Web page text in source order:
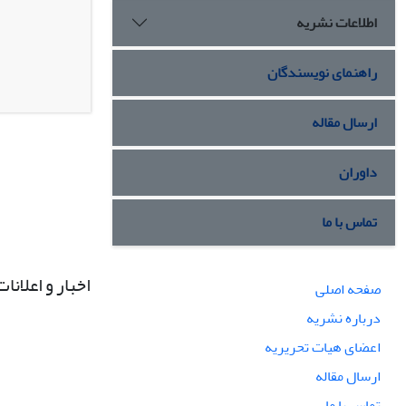
اطلاعات نشریه
راهنمای نویسندگان
ارسال مقاله
داوران
تماس با ما
صفحه اصلی
درباره نشریه
اعضای هیات تحریریه
ارسال مقاله
اخبار و